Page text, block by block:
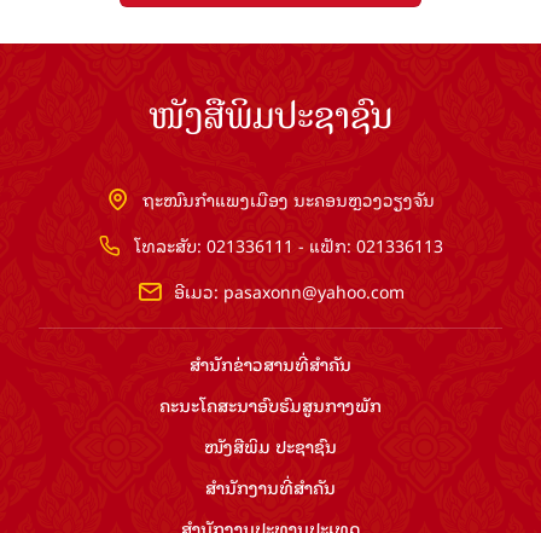
ໜັງສືພິມປະຊາຊົນ
ຖະໜົນກຳແພງເມືອງ ນະຄອນຫຼວງວຽງຈັນ
ໂທລະສັບ: 021336111 - ແຟັກ: 021336113
ອີເມວ: pasaxonn@yahoo.com
ສຳ​ນັກ​ຂ່າວ​ສານ​ທີ່​ສຳ​ຄັນ​
ຄະນະໂຄສະນາອົບຮົມ​ສູນ​ກາງ​ພັກ
ໜັງສືພິມ ປະ​ຊາ​ຊົນ
ສຳ​ນັກ​ງານ​ທີ່​ສຳ​ຄັນ